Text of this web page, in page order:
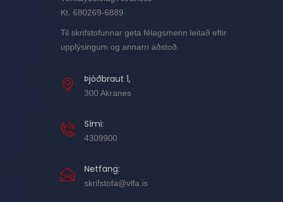
Kt. 680269-6889
Til skrifstofunnar geta félagsmenn leitað eftir
upplýsingum og annarri aðstoð.
Þjóðbraut 1,
300 Akranes
Sími:
4309900
Netfang:
skrifstofa@vlfa.is